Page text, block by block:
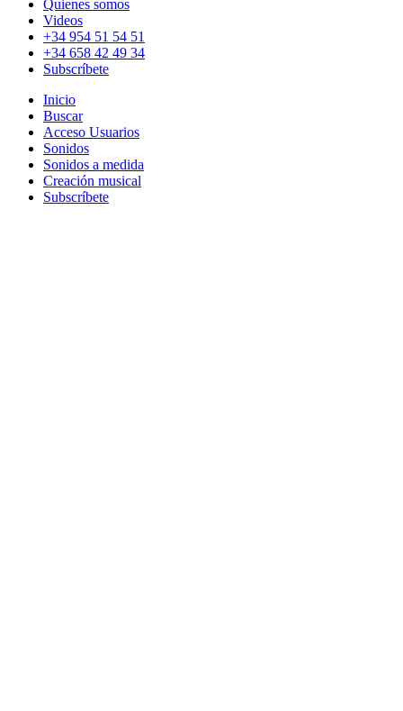
Quienes somos
Videos
+34 954 51 54 51
+34 658 42 49 34
Subscríbete
Inicio
Buscar
Acceso Usuarios
Sonidos
Sonidos a medida
Creación musical
Subscríbete